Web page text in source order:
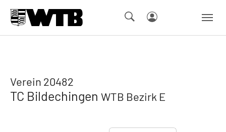
Verein 20482
TC Bildechingen WTB Bezirk E